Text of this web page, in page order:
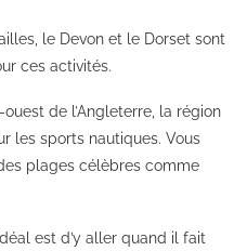
le Devon et le Dorset sont
ces activités.
de l’Angleterre, la région
les sports nautiques. Vous
plages célèbres comme
est d’y aller quand il fait